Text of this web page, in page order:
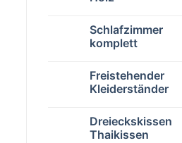
Schlafzimmer
komplett
Freistehender
Kleiderständer
Dreieckskissen
Thaikissen